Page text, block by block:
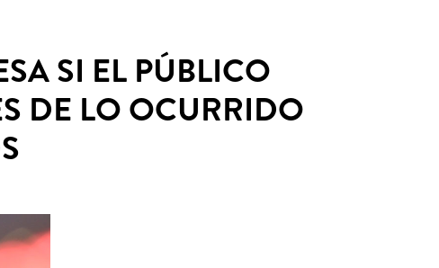
SI EL PÚBLICO
DE LO OCURRIDO